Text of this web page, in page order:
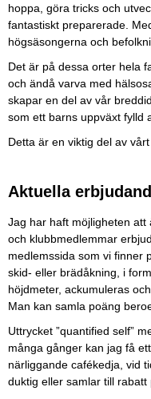
hoppa, göra tricks och
fantastiskt preparerade.
högsäsongerna och
Det är på dessa orter hela
och ändå varva med
skapar en del av vår
som ett barns uppväxt fylld
Detta är en viktig del av
Aktuella
Jag har haft möjligheten
och klubbmedlemmar
medlemssida som vi finner
skid- eller brädåkning, i
höjdmeter, ackumuleras
Man kan samla poäng
Uttrycket ”quantified self”
många gånger kan jag få
närliggande cafékedja, vid
duktig eller samlar till